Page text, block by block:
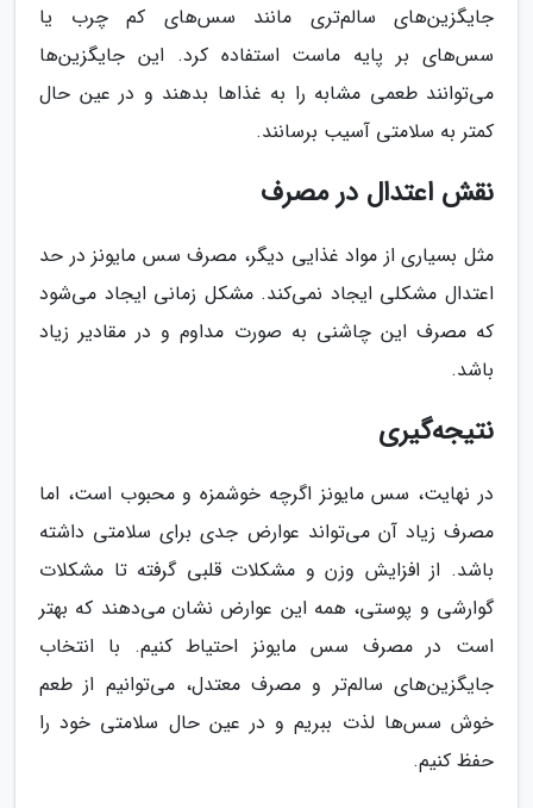
جایگزین‌های سالم‌تری مانند سس‌های کم چرب یا
سس‌های بر پایه ماست استفاده کرد. این جایگزین‌ها
می‌توانند طعمی مشابه را به غذاها بدهند و در عین حال
کمتر به سلامتی آسیب برسانند.
نقش اعتدال در مصرف
مثل بسیاری از مواد غذایی دیگر، مصرف سس مایونز در حد
اعتدال مشکلی ایجاد نمی‌کند. مشکل زمانی ایجاد می‌شود
که مصرف این چاشنی به صورت مداوم و در مقادیر زیاد
باشد.
نتیجه‌گیری
در نهایت، سس مایونز اگرچه خوشمزه و محبوب است، اما
مصرف زیاد آن می‌تواند عوارض جدی برای سلامتی داشته
باشد. از افزایش وزن و مشکلات قلبی گرفته تا مشکلات
گوارشی و پوستی، همه این عوارض نشان می‌دهند که بهتر
است در مصرف سس مایونز احتیاط کنیم. با انتخاب
جایگزین‌های سالم‌تر و مصرف معتدل، می‌توانیم از طعم
خوش سس‌ها لذت ببریم و در عین حال سلامتی خود را
حفظ کنیم.